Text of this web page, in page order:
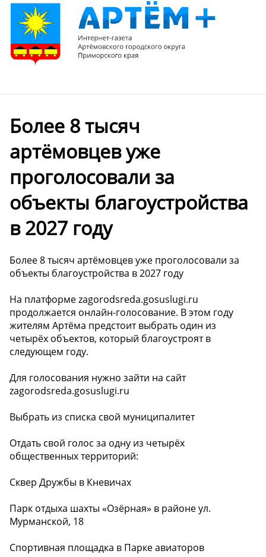
Более 8 тысяч
артёмовцев уже
проголосовали за
объекты благоустройства
в 2027 году
Более 8 тысяч артёмовцев уже проголосовали за
объекты благоустройства в 2027 году
На платформе zagorodsreda.gosuslugi.ru
продолжается онлайн-голосование. В этом году
жителям Артёма предстоит выбрать один из
четырёх объектов, который благоустроят в
следующем году.
Для голосования нужно зайти на сайт
zagorodsreda.gosuslugi.ru
Выбрать из списка свой муниципалитет
Отдать свой голос за одну из четырёх
общественных территорий:
Сквер Дружбы в Кневичах
Парк отдыха шахты «Озёрная» в районе ул.
Мурманской, 18
Спортивная площадка в Парке авиаторов